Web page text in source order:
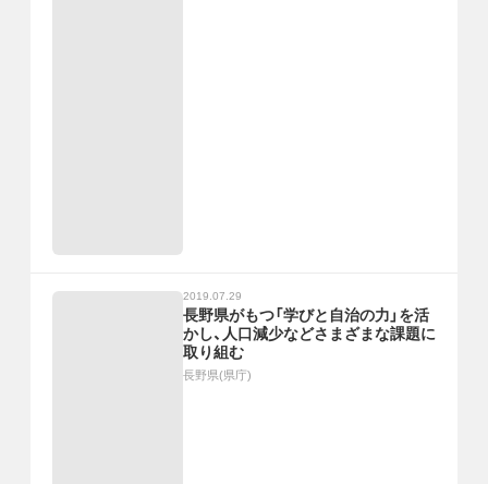
2019.07.29
長野県がもつ「学びと自治の力」を活
かし、人口減少などさまざまな課題に
取り組む
長野県(県庁)